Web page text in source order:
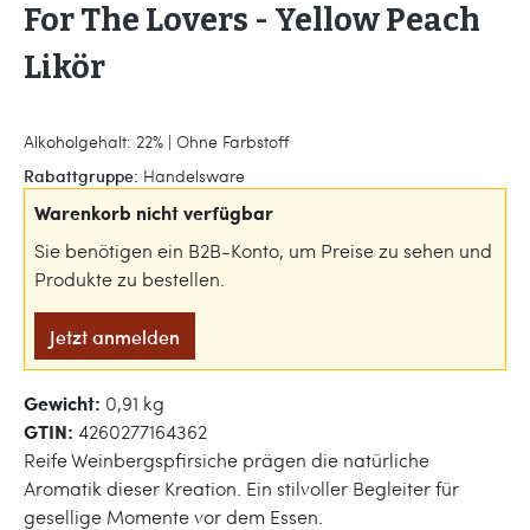
For The Lovers - Yellow Peach
Likör
Alkoholgehalt: 22% | Ohne Farbstoff
Rabattgruppe: Handelsware
Warenkorb nicht verfügbar
Sie benötigen ein B2B-Konto, um Preise zu sehen und
Produkte zu bestellen.
Jetzt anmelden
Gewicht: 0,91 kg
GTIN: 4260277164362
Reife Weinbergspfirsiche prägen die natürliche
Aromatik dieser Kreation. Ein stilvoller Begleiter für
gesellige Momente vor dem Essen.